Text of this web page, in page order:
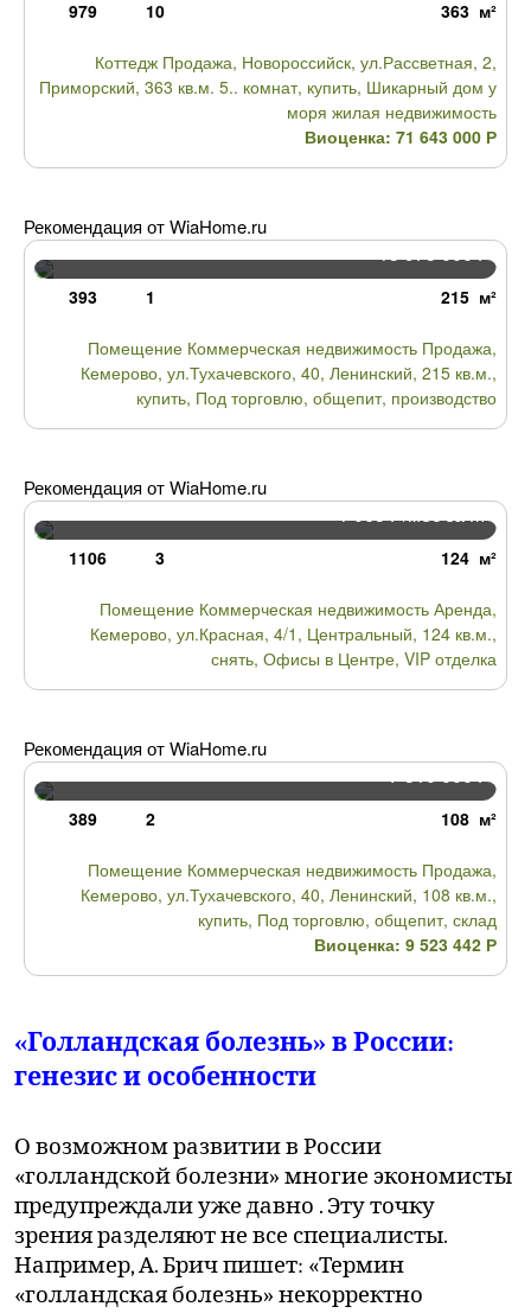
979 10 363 м²
Коттедж Продажа, Новороссийск, ул.Рассветная, 2,
Приморский, 363 кв.м. 5.. комнат, купить, Шикарный дом у
моря жилая недвижимость
Виоценка: 71 643 000 Р
Рекомендация от WiaHome.ru
393 1 215 м²
Помещение Коммерческая недвижимость Продажа,
Кемерово, ул.Тухачевского, 40, Ленинский, 215 кв.м.,
купить, Под торговлю, общепит, производство
Рекомендация от WiaHome.ru
1106 3 124 м²
Помещение Коммерческая недвижимость Аренда,
Кемерово, ул.Красная, 4/1, Центральный, 124 кв.м.,
снять, Офисы в Центре, VIP отделка
Рекомендация от WiaHome.ru
389 2 108 м²
Помещение Коммерческая недвижимость Продажа,
Кемерово, ул.Тухачевского, 40, Ленинский, 108 кв.м.,
купить, Под торговлю, общепит, склад
Виоценка: 9 523 442 Р
«Голландская болезнь» в России:
генезис и особенности
О возможном развитии в России
«голландской болезни» многие экономисты
предупреждали уже давно . Эту точку
зрения разделяют не все специалисты.
Например, А. Брич пишет: «Термин
«голландская болезнь» некорректно